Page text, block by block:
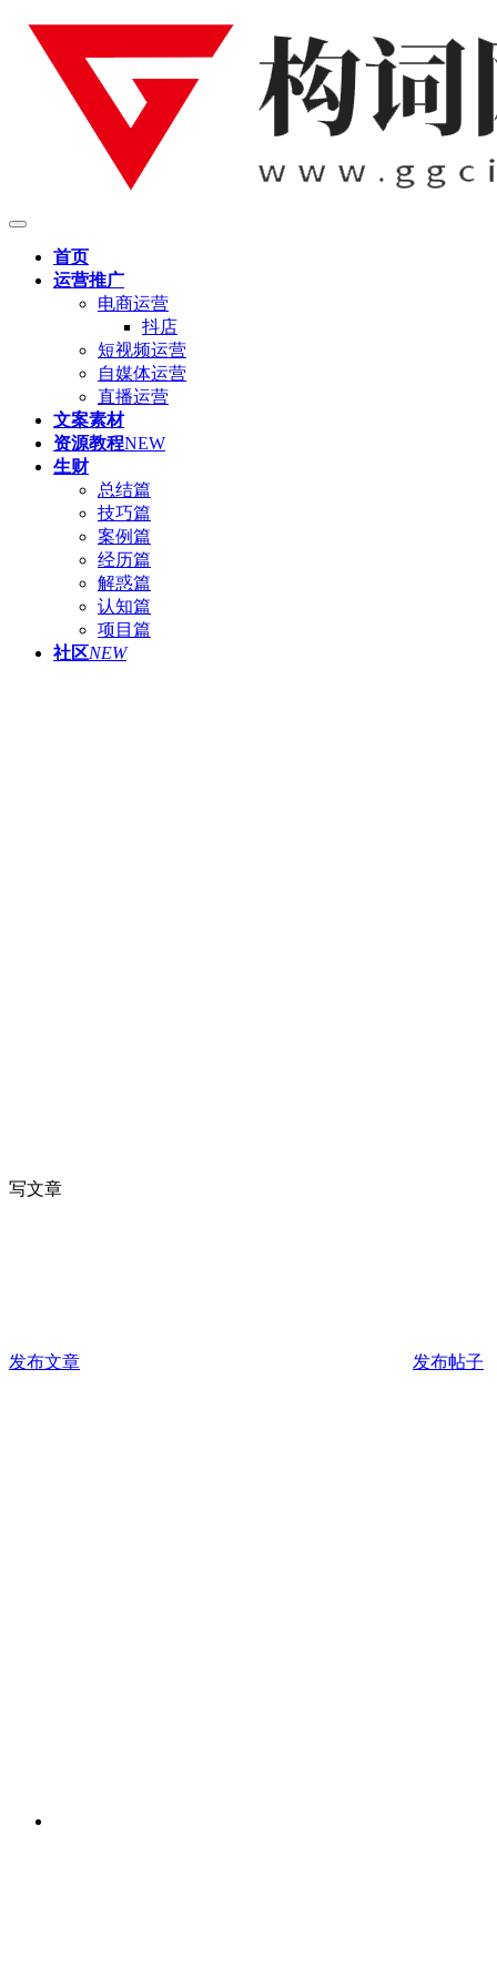
首页
运营推广
电商运营
抖店
短视频运营
自媒体运营
直播运营
文案素材
资源教程NEW
生财
总结篇
技巧篇
案例篇
经历篇
解惑篇
认知篇
项目篇
社区NEW
写文章
发布文章 发布帖子